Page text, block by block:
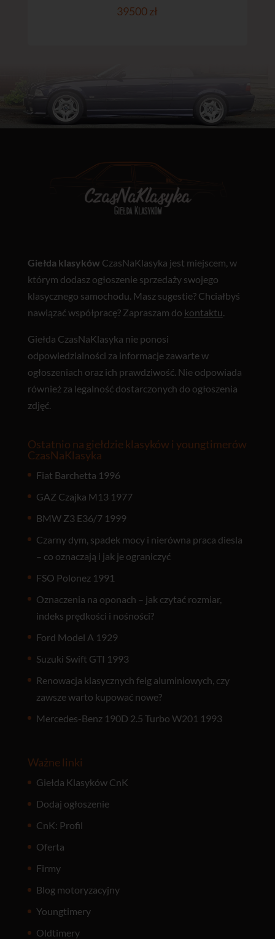
39500 zł
Giełda klasyków CzasNaKlasyka jest miejscem, w
którym dodasz ogłoszenie sprzedaży swojego
klasycznego samochodu. Masz sugestie? Chciałbyś
nawiązać współpracę? Zapraszam do kontaktu
Giełda CzasNaKlasyka nie ponosi
odpowiedzialności za informacje zawarte w
ogłoszeniach oraz ich prawdziwość. Nie odpowiada
również za legalność dostarczonych do ogłoszenia
zdjęć.
Ostatnio na giełdzie klasyków i youngtimerów
CzasNaKlasyka
Fiat Barchetta 1996
GAZ Czajka M13 1977
BMW Z3 E36/7 1999
Czarny dym, spadek mocy i nierówna praca diesla
– co oznaczają i jak je ograniczyć
FSO Polonez 1991
Oznaczenia na oponach – jak czytać rozmiar,
indeks prędkości i nośności?
Ford Model A 1929
Suzuki Swift GTI 1993
Renowacja klasycznych felg aluminiowych, czy
zawsze warto kupować nowe?
Mercedes-Benz 190D 2.5 Turbo W201 1993
Ważne linki
Giełda Klasyków CnK
Dodaj ogłoszenie
CnK: Profil
Oferta
Firmy
Blog motoryzacyjny
Youngtimery
Oldtimery